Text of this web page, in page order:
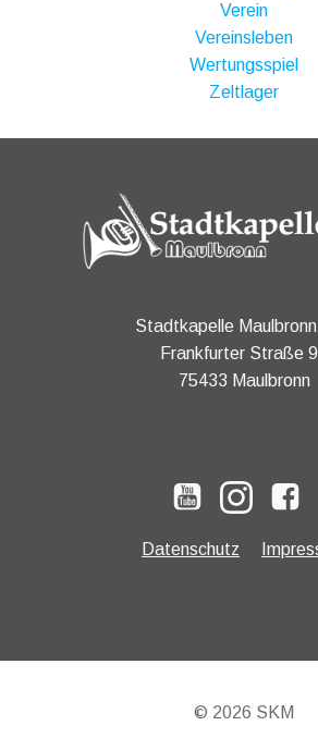
Verein
Vereinsleben
Wertungsspiel
Zeltlager
Stadtkapelle
Frankfurter Straße
75433 Maulbronn
Datenschutz
© 2026 SKM